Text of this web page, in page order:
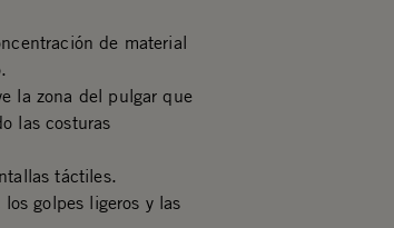
de material
la zona del pulgar que
las costuras
táctiles.
golpes ligeros y las